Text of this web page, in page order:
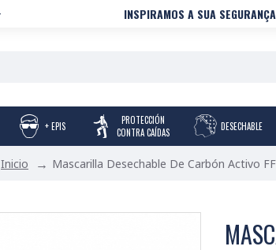
INSPIRAMOS A SUA
+ EPIS
PROTECCIÓN
CONTRA CAÍDAS
DESECHABLE
Inicio Mascarilla Desechable De Carbón Activo